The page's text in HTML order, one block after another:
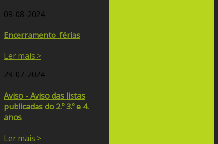
09-08-2024
Encerramento_férias
Ler mais >
29-07-2024
Aviso - Aviso das listas
publicadas do 2.º 3.º e 4.
anos
Ler mais >